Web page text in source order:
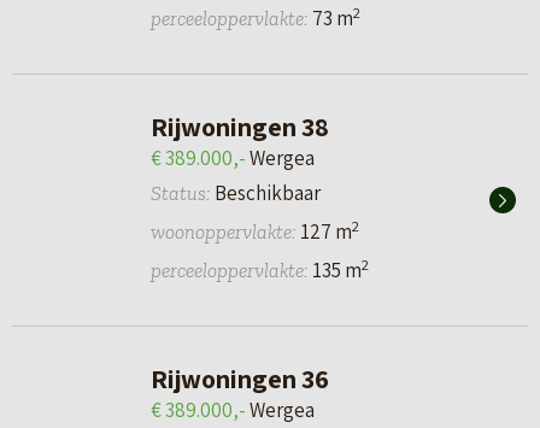
perceeloppervlakte: 73 m2
Rijwoningen 38
€ 389.000,-Wergea
Status: Beschikbaar
woonoppervlakte: 127 m2
perceeloppervlakte: 135 m2
Rijwoningen 36
€ 389.000,-Wergea